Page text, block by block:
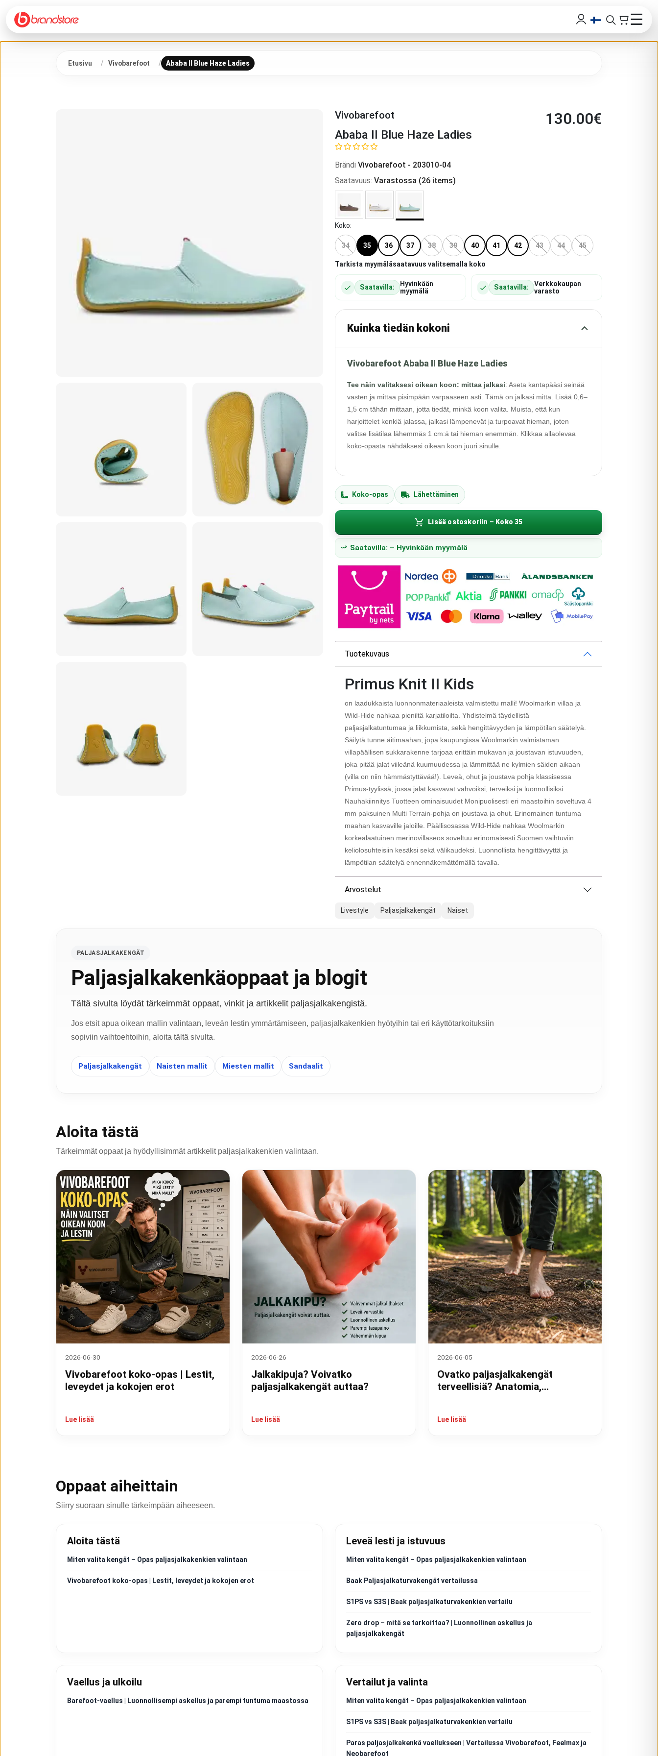
☰
Etusivu Vivobarefoot Ababa II Blue Haze Ladies
Vivobarefoot 130.00€
Ababa II Blue Haze Ladies
Brändi Vivobarefoot - 203010-04
Saatavuus: Varastossa (26 items)
Koko:
34 35 36 37 38 39 40 41 42 43 44 45
Tarkista myymäläsaatavuus valitsemalla koko
Saatavilla:
Hyvinkään
myymälä
Saatavilla:
Verkkokaupan
varasto
Kuinka tiedän kokoni
Vivobarefoot Ababa II Blue Haze Ladies
Tee näin valitaksesi oikean koon: mittaa jalkasi: Aseta kantapääsi seinää
vasten ja mittaa pisimpään varpaaseen asti. Tämä on jalkasi mitta. Lisää 0,6–
1,5 cm tähän mittaan, jotta tiedät, minkä koon valita. Muista, että kun
harjoittelet kenkiä jalassa, jalkasi lämpenevät ja turpoavat hieman, joten
valitse lisätilaa lähemmäs 1 cm:ä tai hieman enemmän. Klikkaa allaolevaa
koko-opasta nähdäksesi oikean koon juuri sinulle.
Koko-opas Lähettäminen
Lisää ostoskoriin – Koko 35
Saatavilla: – Hyvinkään myymälä
Tuotekuvaus
Primus Knit II Kids
on laadukkaista luonnonmateriaaleista valmistettu malli! Woolmarkin villaa ja
Wild-Hide nahkaa pieniltä karjatiloilta. Yhdistelmä täydellistä
paljasjalkatuntumaa ja liikkumista, sekä hengittävyyden ja lämpötilan säätelyä.
Säilytä tunne äitimaahan, jopa kaupungissa Woolmarkin valmistaman
villapäällisen sukkarakenne tarjoaa erittäin mukavan ja joustavan istuvuuden,
joka pitää jalat viileänä kuumuudessa ja lämmittää ne kylmien säiden aikaan
(villa on niin hämmästyttävää!). Leveä, ohut ja joustava pohja klassisessa
Primus-tyylissä, jossa jalat kasvavat vahvoiksi, terveiksi ja luonnollisiksi
Nauhakiinnitys Tuotteen ominaisuudet Monipuolisesti eri maastoihin soveltuva 4
mm paksuinen Multi Terrain-pohja on joustava ja ohut. Erinomainen tuntuma
maahan kasvaville jaloille. Päällisosassa Wild-Hide nahkaa Woolmarkin
korkealaatuinen merinovillaseos soveltuu erinomaisesti Suomen vaihtuviin
keliolosuhteisiin kesäksi sekä välikaudeksi. Luonnollista hengittävyyttä ja
lämpötilan säätelyä ennennäkemättömällä tavalla.
Arvostelut
Livestyle Paljasjalkakengät Naiset
PALJASJALKAKENGÄT
Paljasjalkakenkäoppaat ja blogit
Tältä sivulta löydät tärkeimmät oppaat, vinkit ja artikkelit paljasjalkakengistä.
Jos etsit apua oikean mallin valintaan, leveän lestin ymmärtämiseen, paljasjalkakenkien hyötyihin tai eri käyttötarkoituksiin
sopiviin vaihtoehtoihin, aloita tältä sivulta.
Paljasjalkakengät Naisten mallit Miesten mallit Sandaalit
Aloita tästä
Tärkeimmät oppaat ja hyödyllisimmät artikkelit paljasjalkakenkien valintaan.
2026-06-30
Vivobarefoot koko-opas | Lestit,
leveydet ja kokojen erot
Lue lisää
2026-06-26
Jalkakipuja? Voivatko
paljasjalkakengät auttaa?
Lue lisää
2026-06-05
Ovatko paljasjalkakengät
terveellisiä? Anatomia,
Lue lisää
Oppaat aiheittain
Siirry suoraan sinulle tärkeimpään aiheeseen.
Aloita tästä
Miten valita kengät – Opas paljasjalkakenkien valintaan
Vivobarefoot koko-opas | Lestit, leveydet ja kokojen erot
Leveä lesti ja istuvuus
Miten valita kengät – Opas paljasjalkakenkien valintaan
Baak Paljasjalkaturvakengät vertailussa
S1PS vs S3S | Baak paljasjalkaturvakenkien vertailu
Zero drop – mitä se tarkoittaa? | Luonnollinen askellus ja
paljasjalkakengät
Vaellus ja ulkoilu
Barefoot-vaellus | Luonnollisempi askellus ja parempi tuntuma maastossa
Vertailut ja valinta
Miten valita kengät – Opas paljasjalkakenkien valintaan
S1PS vs S3S | Baak paljasjalkaturvakenkien vertailu
Paras paljasjalkakenkä vaellukseen | Vertailussa Vivobarefoot, Feelmax ja
Neobarefoot